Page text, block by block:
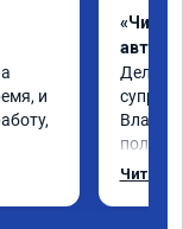
и
«Чип
Делал
Читать